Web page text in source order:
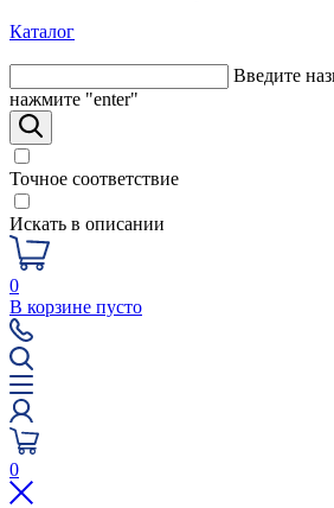
Каталог
Введите
нажмите "enter"
Точное соответствие
Искать в описании
0
В корзине пусто
0